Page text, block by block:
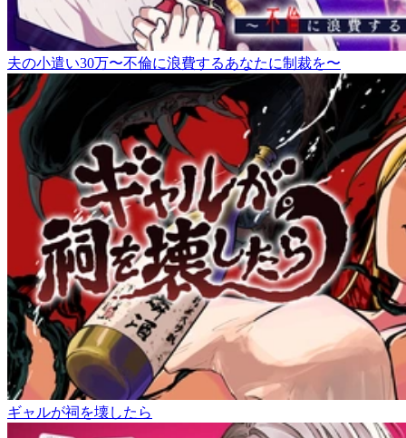
夫の小遣い30万〜不倫に浪費するあなたに制裁を〜
ギャルが祠を壊したら